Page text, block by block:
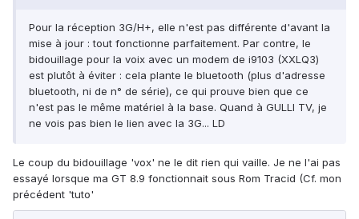
Pour la réception 3G/H+, elle n'est pas différente d'avant la
mise à jour : tout fonctionne parfaitement. Par contre, le
bidouillage pour la voix avec un modem de i9103 (XXLQ3)
est plutôt à éviter : cela plante le bluetooth (plus d'adresse
bluetooth, ni de n° de série), ce qui prouve bien que ce
n'est pas le même matériel à la base. Quand à GULLI TV, je
ne vois pas bien le lien avec la 3G... LD
Le coup du bidouillage 'vox' ne le dit rien qui vaille. Je ne l'ai pas
essayé lorsque ma GT 8.9 fonctionnait sous Rom Tracid (Cf. mon
précédent 'tuto'